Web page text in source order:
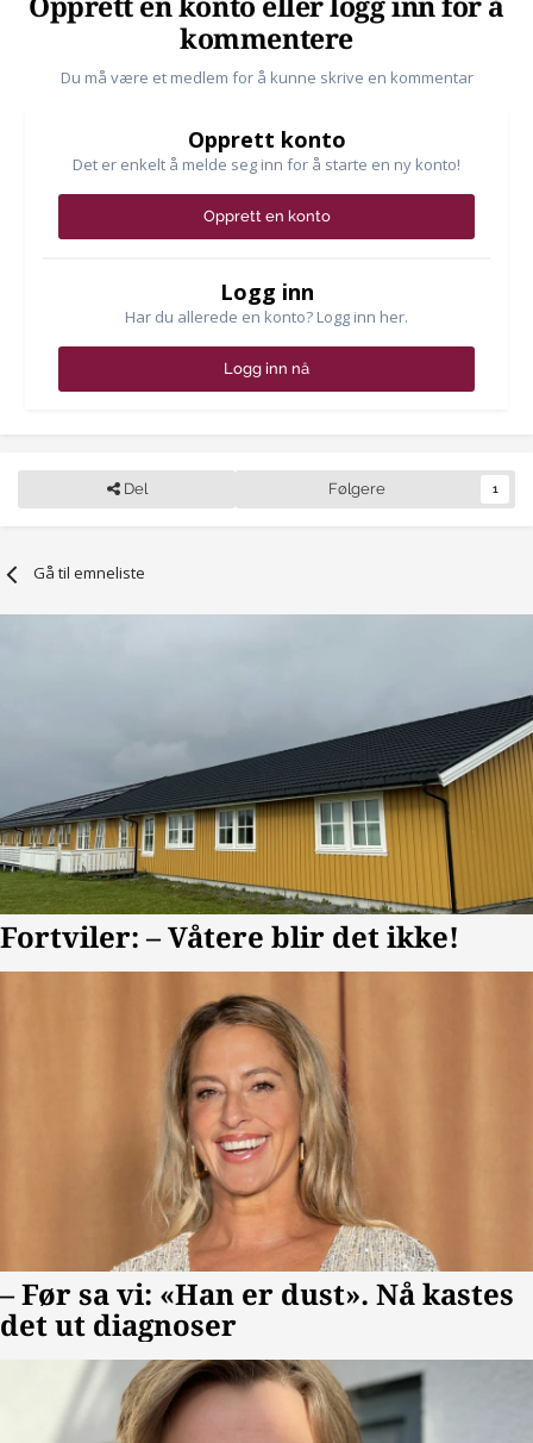
Opprett en konto eller logg inn for å
kommentere
Du må være et medlem for å kunne skrive en kommentar
Opprett konto
Det er enkelt å melde seg inn for å starte en ny konto!
Opprett en konto
Logg inn
Har du allerede en konto? Logg inn her.
Logg inn nå
Del Følgere 1
Gå til emneliste